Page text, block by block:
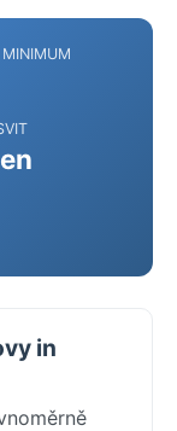
MINIMUM
in